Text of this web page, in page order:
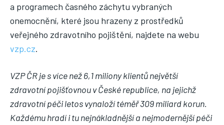
a programech časného záchytu vybraných
onemocnění, které jsou hrazeny z prostředků
veřejného zdravotního pojištění, najdete na webu
vzp.cz.
VZP ČR je s více než 6,1 miliony klientů největší
zdravotní pojišťovnou v České republice, na jejichž
zdravotní péči letos vynaloží téměř 309 miliard korun.
Každému hradí i tu nejnákladnější a nejmodernější péči